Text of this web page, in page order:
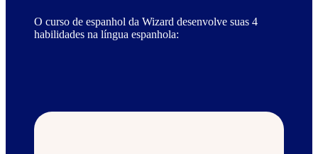
O curso de espanhol da Wizard desenvolve suas 4
habilidades na língua espanhola: